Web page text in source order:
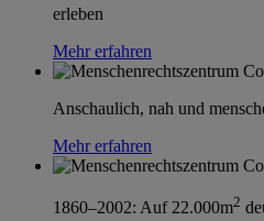
erleben
Mehr erfahren
Anschaulich, nah und
Mehr erfahren
1860–2002: Auf 22.000m2